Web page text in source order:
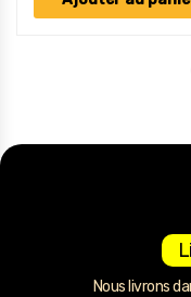
Nous livrons